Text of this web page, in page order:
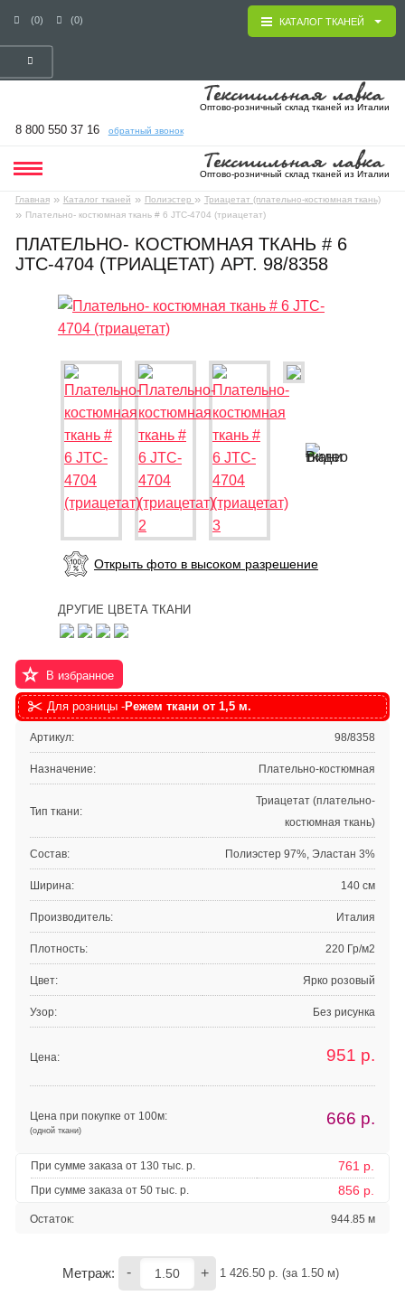
(0) (0)
Оптово-розничный склад тканей из Италии
8 800 550 37 16 обратный звонок
Оптово-розничный склад тканей из Италии
Главная » Каталог тканей » Полиэстер » Триацетат (плательно-костюмная ткань)
» Плательно- костюмная ткань # 6 JTC-4704 (триацетат)
КАТАЛОГ ТКАНЕЙ
ПЛАТЕЛЬНО- КОСТЮМНАЯ ТКАНЬ # 6
JTC-4704 (ТРИАЦЕТАТ) АРТ. 98/8358
Открыть фото в высоком разрешение
ДРУГИЕ ЦВЕТА ТКАНИ
В избранное
Для розницы -Режем ткани от 1,5 м.
Артикул: 98/8358
Назначение: Плательно-костюмная
Тип ткани:
Триацетат (плательно-
костюмная ткань)
Состав: Полиэстер 97%, Эластан 3%
Ширина: 140 см
Производитель: Италия
Плотность: 220 Гр/м2
Цвет: Ярко розовый
Узор: Без рисунка
Цена: 951 р.
Цена при покупке от 100м:
(одной ткани)
666 р.
При сумме заказа от 130 тыс. р. 761 р.
При сумме заказа от 50 тыс. р. 856 р.
Остаток: 944.85 м
Метраж: - + 1 426.50 р. (за 1.50 м)